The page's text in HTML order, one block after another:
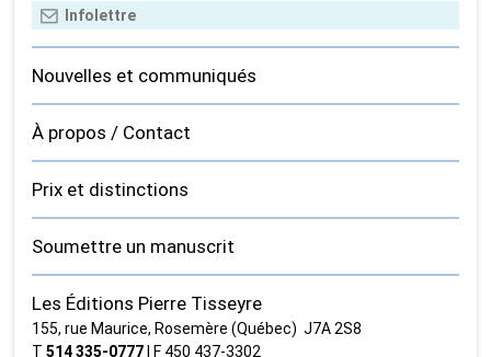
Nouvelles et communiqués
À propos / Contact
Prix et distinctions
Soumettre un manuscrit
Les Éditions Pierre Tisseyre
155, rue Maurice, Rosemère (Québec) J7A 2S8
T514 335‑0777 | F 450 437‑3302